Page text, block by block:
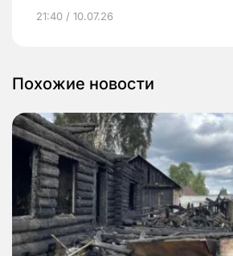
21:40 / 10.07.26
Похожие новости